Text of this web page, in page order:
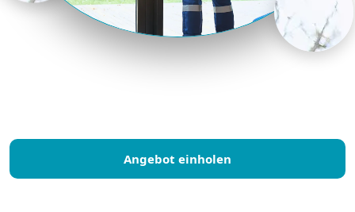
Angebot einholen